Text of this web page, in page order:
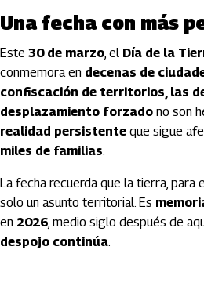
Una fecha con más
Este 30 de marzo, el Día de la
conmemora en decenas de
confiscación de territorios, las
desplazamiento forzado no son
realidad persistente que sigue
miles de familias.
La fecha recuerda que la tierra, para
solo un asunto territorial. Es
en 2026, medio siglo después de
despojo continúa.